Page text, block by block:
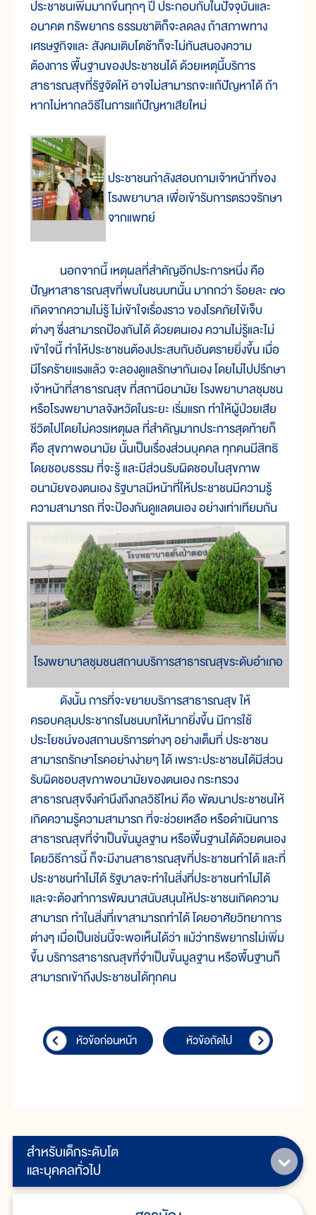
สำหรับเด็กระดับโต
และบุคคลทั่วไป
ประชาชนเพิ่มมากขึ้นทุกๆ ปี ประกอบกับในปัจจุบันและ
อนาคต ทรัพยากร ธรรมชาติก็จะลดลง ถ้าสภาพทาง
เศรษฐกิจและ สังคมเติบโตช้าก็จะไม่ทันสนองความ
ต้องการ พื้นฐานของประชาชนได้ ด้วยเหตุนี้บริการ
สาธารณสุขที่รัฐจัดให้ อาจไม่สามารถจะแก้ปัญหาได้ ถ้า
หากไม่หากลวิธีในการแก้ปัญหาเสียใหม่
ประชาชนกำลังสอบถามเจ้าหน้าที่ของ
โรงพยาบาล เพื่อเข้ารับการตรวจรักษา
จากแพทย์
นอกจากนี้ เหตุผลที่สำคัญอีกประการหนึ่ง คือ
ปัญหาสาธารณสุขที่พบในชนบทนั้น มากกว่า ร้อยละ ๗๐
เกิดจากความไม่รู้ ไม่เข้าใจเรื่องราว ของโรคภัยไข้เจ็บ
ต่างๆ ซึ่งสามารถป้องกันได้ ด้วยตนเอง ความไม่รู้และไม่
เข้าใจนี้ ทำให้ประชาชนต้องประสบกับอันตรายยิ่งขึ้น เมื่อ
มีโรคร้ายแรงแล้ว จะลองดูแลรักษากันเอง โดยไม่ไปปรึกษา
เจ้าหน้าที่สาธารณสุข ที่สถานีอนามัย โรงพยาบาลชุมชน
หรือโรงพยาบาลจังหวัดในระยะ เริ่มแรก ทำให้ผู้ป่วยเสีย
ชีวิตไปโดยไม่ควรเหตุผล ที่สำคัญมากประการสุดท้ายก็
คือ สุขภาพอนามัย นั้นเป็นเรื่องส่วนบุคคล ทุกคนมีสิทธิ
โดยชอบธรรม ที่จะรู้ และมีส่วนรับผิดชอบในสุขภาพ
อนามัยของตนเอง รัฐบาลมีหน้าที่ให้ประชาชนมีความรู้
ความสามารถ ที่จะป้องกันดูแลตนเอง อย่างเท่าเทียมกัน
โรงพยาบาลชุมชนสถานบริการสาธารณสุขระดับอำเภอ
ดังนั้น การที่จะขยายบริการสาธารณสุข ให้
ครอบคลุมประชากรในชนบทให้มากยิ่งขึ้น มีการใช้
ประโยชน์ของสถานบริการต่างๆ อย่างเต็มที่ ประชาชน
สามารถรักษาโรคอย่างง่ายๆ ได้ เพราะประชาชนได้มีส่วน
รับผิดชอบสุขภาพอนามัยของตนเอง กระทรวง
สาธารณสุขจึงคำนึงถึงกลวิธีใหม่ คือ พัฒนาประชาชนให้
เกิดความรู้ความสามารถ ที่จะช่วยเหลือ หรือดำเนินการ
สาธารณสุขที่จำเป็นขั้นมูลฐาน หรือพื้นฐานได้ด้วยตนเอง
โดยวิธีการนี้ ก็จะมีงานสาธารณสุขที่ประชาชนทำได้ และที่
ประชาชนทำไม่ได้ รัฐบาลจะทำในสิ่งที่ประชาชนทำไม่ได้
และจะต้องทำการพัฒนาสนับสนุนให้ประชาชนเกิดความ
สามารถ ทำในสิ่งที่เขาสามารถทำได้ โดยอาศัยวิทยาการ
ต่างๆ เมื่อเป็นเช่นนี้จะพอเห็นได้ว่า แม้ว่าทรัพยากรไม่เพิ่ม
ขึ้น บริการสาธารณสุขที่จำเป็นขั้นมูลฐาน หรือพื้นฐานก็
สามารถเข้าถึงประชาชนได้ทุกคน
หัวข้อก่อนหน้า หัวข้อถัดไป